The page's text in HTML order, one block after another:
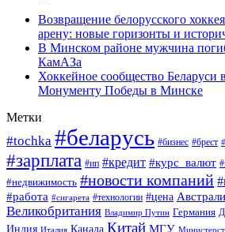
Возвращение белорусского
арену: новые горизонты и
В Минском районе мужчина
КамАЗа
Хоккейное сообщество Беларуси
Монументу Победы в Минске
Метки
#tochka #беларусь #бизнес #брест
#зарплата #ип #кредит #курс_валют
#недвижимость #новости компаний
#работа #сигарета #технологии #цена
Великобритания Владимир Путин Германия
Индия Италия Канада Китай МГУ